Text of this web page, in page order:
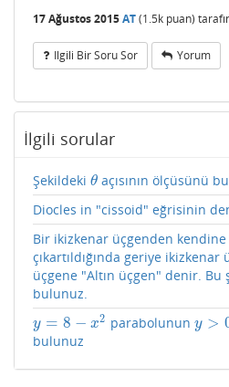
17 Ağustos 2015AT(1.5k puan)
Ilgili Bir Soru Sor Yorum
İlgili sorular
Şekildeki θ
θ açısının ölçüsünü
Diocles in "cissoid" eğrisinin
Bir ikizkenar üçgenden
çıkartıldığında geriye ikizkenar
üçgene "Altın üçgen" denir. Bu
bulunuz.
y = 8 − x2
y= 8− x2 parabolununy >
y>0
bulunuz